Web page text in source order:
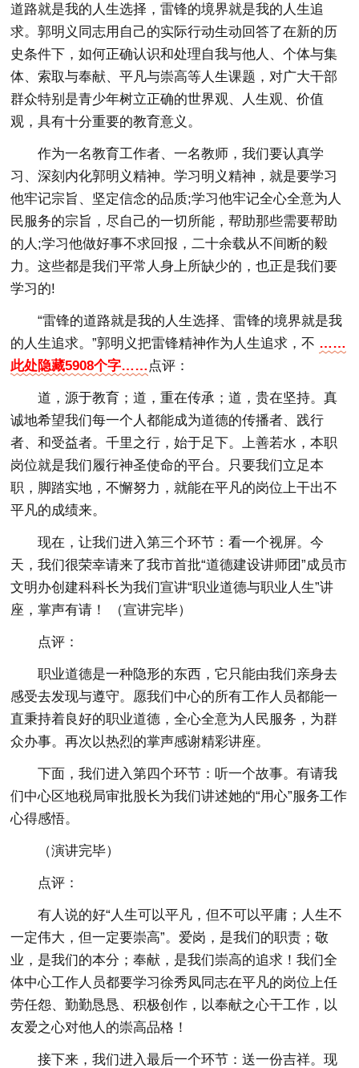
道路就是我的人生选择，雷锋的境界就是我的人生追
求。郭明义同志用自己的实际行动生动回答了在新的历
史条件下，如何正确认识和处理自我与他人、个体与集
体、索取与奉献、平凡与崇高等人生课题，对广大干部
群众特别是青少年树立正确的世界观、人生观、价值
观，具有十分重要的教育意义。
作为一名教育工作者、一名教师，我们要认真学
习、深刻内化郭明义精神。学习明义精神，就是要学习
他牢记宗旨、坚定信念的品质;学习他牢记全心全意为人
民服务的宗旨，尽自己的一切所能，帮助那些需要帮助
的人;学习他做好事不求回报，二十余载从不间断的毅
力。这些都是我们平常人身上所缺少的，也正是我们要
学习的!
“雷锋的道路就是我的人生选择、雷锋的境界就是我
的人生追求。”郭明义把雷锋精神作为人生追求，不 ……
此处隐藏5908个字…… 点评：
道，源于教育；道，重在传承；道，贵在坚持。真
诚地希望我们每一个人都能成为道德的传播者、践行
者、和受益者。千里之行，始于足下。上善若水，本职
岗位就是我们履行神圣使命的平台。只要我们立足本
职，脚踏实地，不懈努力，就能在平凡的岗位上干出不
平凡的成绩来。
现在，让我们进入第三个环节：看一个视屏。今
天，我们很荣幸请来了我市首批“道德建设讲师团”成员市
文明办创建科科长为我们宣讲“职业道德与职业人生”讲
座，掌声有请！ （宣讲完毕）
点评：
职业道德是一种隐形的东西，它只能由我们亲身去
感受去发现与遵守。愿我们中心的所有工作人员都能一
直秉持着良好的职业道德，全心全意为人民服务，为群
众办事。再次以热烈的掌声感谢精彩讲座。
下面，我们进入第四个环节：听一个故事。有请我
们中心区地税局审批股长为我们讲述她的“用心”服务工作
心得感悟。
（演讲完毕）
点评：
有人说的好“人生可以平凡，但不可以平庸；人生不
一定伟大，但一定要崇高”。爱岗，是我们的职责；敬
业，是我们的本分；奉献，是我们崇高的追求！我们全
体中心工作人员都要学习徐秀凤同志在平凡的岗位上任
劳任怨、勤勤恳恳、积极创作，以奉献之心干工作，以
友爱之心对他人的崇高品格！
接下来，我们进入最后一个环节：送一份吉祥。现